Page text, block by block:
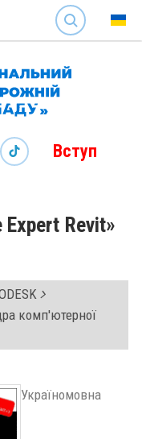
SEARCH
Вступ
Revit»
комп'ютерної
Україномовна